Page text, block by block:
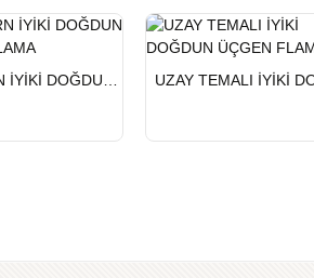
UNICORN İYİKİ DOĞDUN ÜÇGEN FLAMA
HIZLI
GÖNDERİ